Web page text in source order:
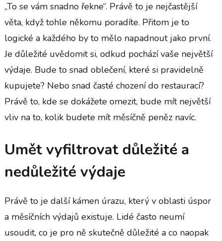
„To se vám snadno řekne“. Právě to je nejčastější
věta, když tohle někomu poradíte. Přitom je to
logické a každého by to mělo napadnout jako první.
Je důležité uvědomit si, odkud pochází vaše největší
výdaje. Bude to snad oblečení, které si pravidelně
kupujete? Nebo snad časté chození do restaurací?
Právě to, kde se dokážete omezit, bude mít největší
vliv na to, kolik budete mít měsíčně peněz navíc.
Umět vyfiltrovat důležité a
nedůležité výdaje
Právě to je další kámen úrazu, který v oblasti úspor
a měsíčních výdajů existuje. Lidé často neumí
usoudit, co je pro ně skutečně důležité a co naopak